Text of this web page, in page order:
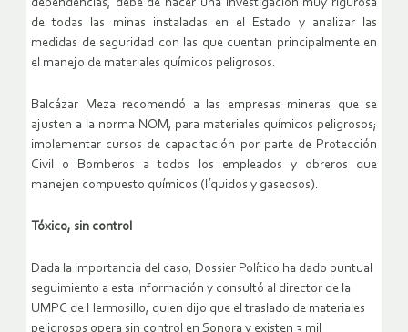
dependencias, debe de hacer una investigación muy rigurosa
de todas las minas instaladas en el Estado y analizar las
medidas de seguridad con las que cuentan principalmente en
el manejo de materiales químicos peligrosos.
Balcázar Meza recomendó a las empresas mineras que se
ajusten a la norma NOM, para materiales químicos peligrosos;
implementar cursos de capacitación por parte de Protección
Civil o Bomberos a todos los empleados y obreros que
manejen compuesto químicos (líquidos y gaseosos).
Tóxico, sin control
Dada la importancia del caso, Dossier Político ha dado puntual
seguimiento a esta información y consultó al director de la
UMPC de Hermosillo, quien dijo que el traslado de materiales
peligrosos opera sin control en Sonora y existen 3 mil